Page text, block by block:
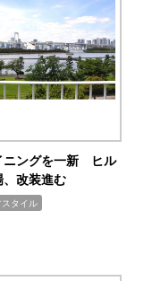
ニングを一新 ヒル
、改装進む
スタイル